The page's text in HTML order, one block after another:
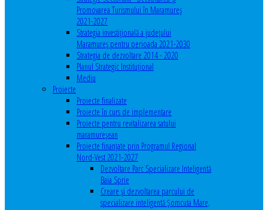
Promovarea Turismului în Maramureș
2021-2027
Strategia investiţională a județului
Maramureș pentru perioada 2021-2030
Strategia de dezvoltare 2014 - 2020
Planul Strategic Instituţional
Mediu
Proiecte
Proiecte finalizate
Proiecte în curs de implementare
Proiecte pentru revitalizarea satului
maramureşean
Proiecte finanțate prin Programul Regional
Nord-Vest 2021-2027
Dezvoltare Parc Specializare Inteligentă
Baia Sprie
Creare și dezvoltarea parcului de
specializare inteligentă Șomcuta Mare,